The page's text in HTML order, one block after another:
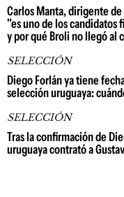
Carlos Manta, dirigente de
"es uno de los candidatos
y por qué Broli no llegó al
SELECCIÓN
Diego Forlán ya tiene
selección uruguaya:
SELECCIÓN
Tras la confirmación de
uruguaya contrató a